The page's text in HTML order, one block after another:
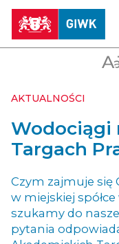
AKTUALNOŚCI
Wodociągi
Targach
Czym zajmuje się
w miejskiej
szukamy do
pytania